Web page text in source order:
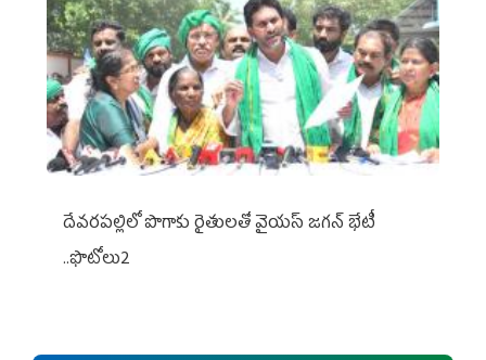
దేవరపల్లిలో పొగాకు రైతులతో వైయస్ జగన్ భేటీ
..ఫొటోలు2